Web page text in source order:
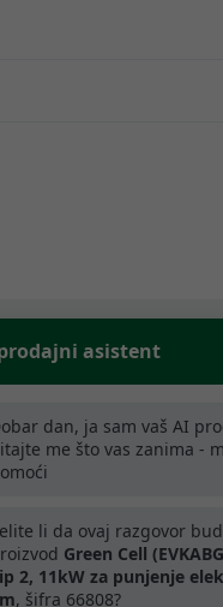
cijene bez PDV-
prodaju odobravamo
samo za tvrtke koje
asistent
dan, ja sam vaš AI
me što vas zanima -
li da ovaj razgovor
Green Cell
2, 11kW za punjenje
, šifra 66808?